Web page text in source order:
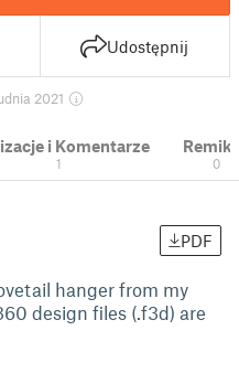
Udostępnij
2021
i Komentarze
1 0
PDF
hanger from my
design files (.f3d) are